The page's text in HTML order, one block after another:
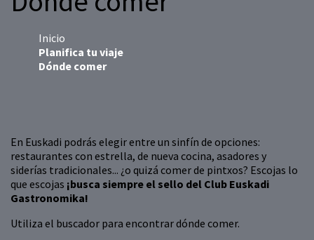
Inicio
Planifica tu viaje
Dónde comer
En Euskadi podrás elegir entre un sinfín de opciones:
restaurantes con estrella, de nueva cocina, asadores y
siderías tradicionales... ¿o quizá comer de pintxos? Escojas lo
que escojas ¡busca siempre el sello del Club Euskadi
Gastronomika!
Utiliza el buscador para encontrar dónde comer.